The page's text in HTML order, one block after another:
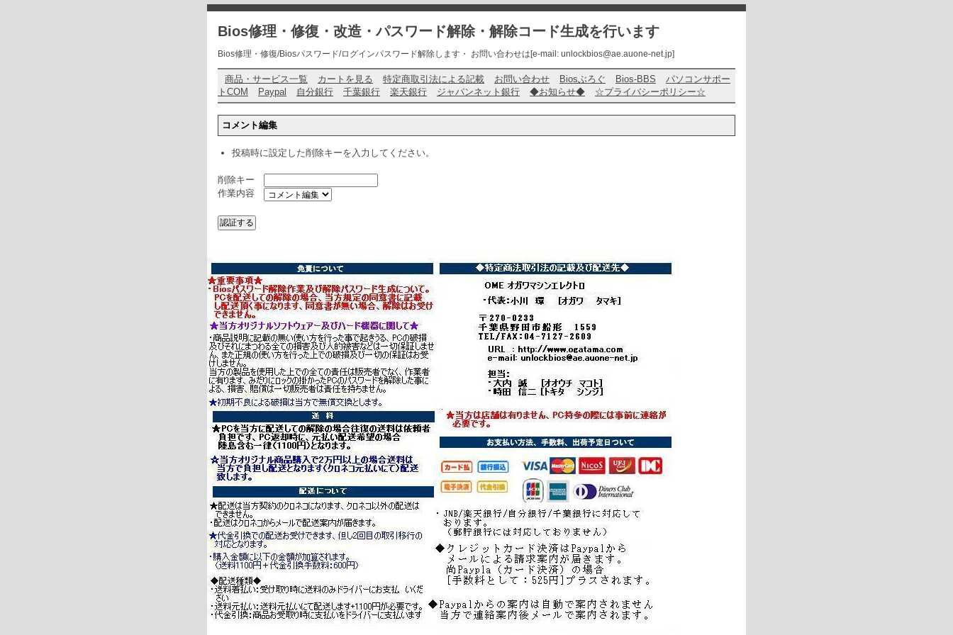
Bios修理・修復・改造・パスワード解除・解除コード生成を行います
Bios修理・修復/Biosパスワード/ログインパスワード解除します・ お問い合わせは[e-mail: unlockbios@ae.auone-net.jp]
商品・サービス一覧 カートを見る 特定商取引法による記載 お問い合わせ Biosぶろぐ Bios-BBS
パソコンサポー
トCOM
Paypal 自分銀行 千葉銀行 楽天銀行 ジャパンネット銀行 ◆お知らせ◆ ☆プライバシーポリシー☆
コメント編集
投稿時に設定した削除キーを入力してください。
削除キー
作業内容